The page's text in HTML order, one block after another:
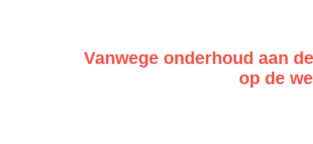
Vanwege onderhoud aan
op de